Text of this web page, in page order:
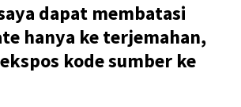
dapat membatasi
hanya ke terjemahan,
kode sumber ke